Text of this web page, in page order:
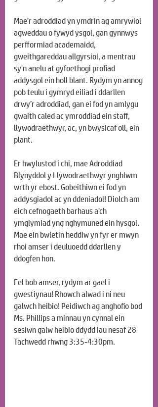
Mae'r adroddiad yn ymdrin ag amrywiol
agweddau o fywyd ysgol, gan gynnwys
perfformiad academaidd,
gweithgareddau allgyrsiol, a mentrau
sy'n anelu at gyfoethogi profiad
addysgol ein holl blant. Rydym yn annog
pob teulu i gymryd eiliad i ddarllen
drwy’r adroddiad, gan ei fod yn amlygu
gwaith caled ac ymroddiad ein staff,
llywodraethwyr, ac, yn bwysicaf oll, ein
plant.
Er hwylustod i chi, mae Adroddiad
Blynyddol y Llywodraethwyr ynghlwm
wrth yr ebost. Gobeithiwn ei fod yn
addysgiadol ac yn ddeniadol! Diolch am
eich cefnogaeth barhaus a'ch
ymglymiad yng nghymuned ein hysgol.
Mae ein bwletin heddiw yn fyr er mwyn
rhoi amser i deuluoedd ddarllen y
ddogfen hon.
Fel bob amser, rydym ar gael i
gwestiynau! Rhowch alwad i ni neu
galwch heibio! Peidiwch ag anghofio bod
Ms. Phillips a minnau yn cynnal ein
sesiwn galw heibio ddydd Iau nesaf 28
Tachwedd rhwng 3:35-4:30pm.